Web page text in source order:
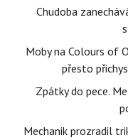
Chudoba
Moby na Colours of
přesto
Zpátky do pece.
Mechanik prozradil